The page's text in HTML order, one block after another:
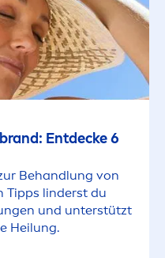
Entdecke 6
Behandlung von
Tipps linderst du
und unterstützt
Heilung.